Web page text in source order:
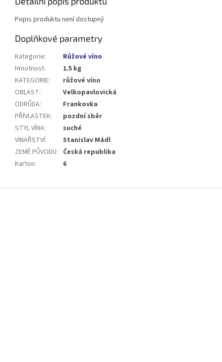
Popis produktu není dostupný
Doplňkové parametry
Kategorie:
Růžové víno
Hmotnost:
1.5 kg
KATEGORIE:
růžové víno
OBLAST:
Velkopavlovická
ODRŮDA:
Frankovka
PŘÍVLASTEK:
pozdní sběr
STYL VÍNA:
suché
VINAŘSTVÍ:
Stanislav Mádl
ZEMĚ PŮVODU: Česká republika
Karton: 6